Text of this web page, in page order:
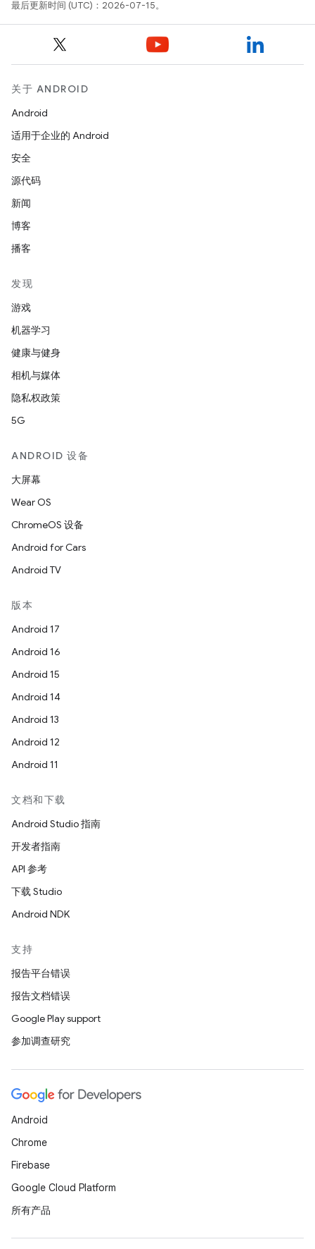
最后更新时间 (UTC)：2026-07-15。
关于 ANDROID
Android
适用于企业的 Android
安全
源代码
新闻
博客
播客
发现
游戏
机器学习
健康与健身
相机与媒体
隐私权政策
5G
ANDROID 设备
大屏幕
Wear OS
ChromeOS 设备
Android for Cars
Android TV
版本
Android 17
Android 16
Android 15
Android 14
Android 13
Android 12
Android 11
文档和下载
Android Studio 指南
开发者指南
API 参考
下载 Studio
Android NDK
支持
报告平台错误
报告文档错误
Google Play support
参加调查研究
Android
Chrome
Firebase
Google Cloud Platform
所有产品